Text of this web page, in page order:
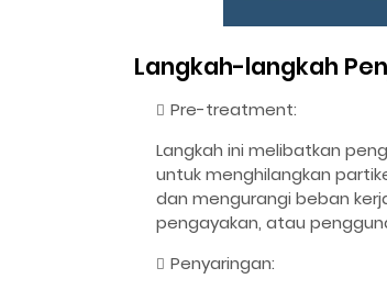
Langkah-langkah
Pre-treatment:
Langkah ini melibatkan
untuk menghilangkan
dan mengurangi beban
pengayakan, atau
Penyaringan: